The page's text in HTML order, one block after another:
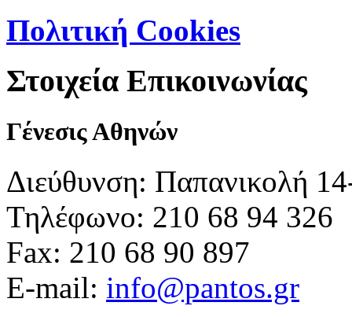
Πολιτική Cookies
Στοιχεία Επικοινωνίας
Γένεσις Αθηνών
Διεύθυνση: Παπανικολή
Τηλέφωνο: 210 68 94 326
Fax: 210 68 90 897
E-mail: info@pantos.gr